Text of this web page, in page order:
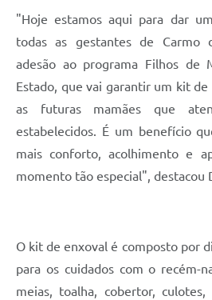
"Hoje estamos aqui para dar
todas as gestantes de Carmo
adesão ao programa Filhos de
Estado, que vai garantir um kit
as futuras mamães que
estabelecidos. É um benefício
mais conforto, acolhimento e
momento tão especial", destacou
O kit de enxoval é composto por
para os cuidados com o recém-
meias, toalha, cobertor, culotes,